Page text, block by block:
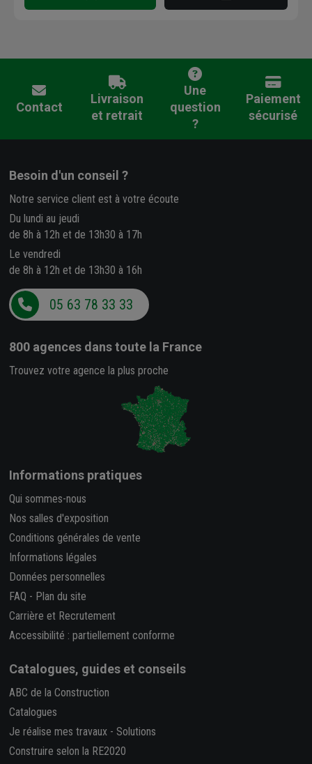
Contact
Livraison
et retrait
Une
question
?
Paiement
sécurisé
Besoin d'un conseil ?
Notre service client est à votre écoute
Du lundi au jeudi
de 8h à 12h et de 13h30 à 17h
Le vendredi
de 8h à 12h et de 13h30 à 16h
05 63 78 33 33
800 agences dans toute la France
Trouvez votre agence la plus proche
Informations pratiques
Qui sommes-nous
Nos salles d'exposition
Conditions générales de vente
Informations légales
Données personnelles
FAQ - Plan du site
Carrière et Recrutement
Accessibilité : partiellement conforme
Catalogues, guides et conseils
ABC de la Construction
Catalogues
Je réalise mes travaux - Solutions
Construire selon la RE2020